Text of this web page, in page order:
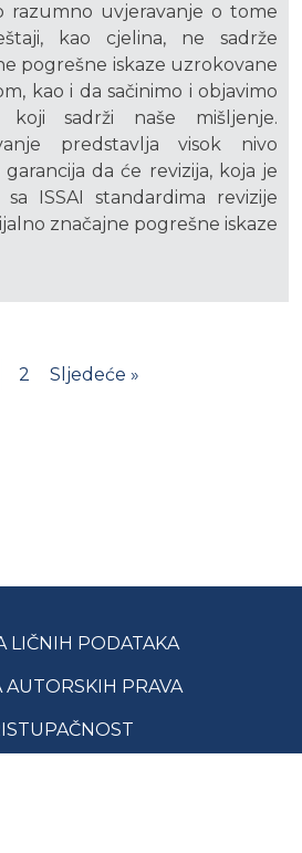
razumno uvjeravanje o tome
kao cjelina, ne sadrže
pogrešne iskaze uzrokovane
kao i da sačinimo i objavimo
koji sadrži naše mišljenje.
predstavlja visok nivo
da će revizija, koja je
ISSAI standardima revizije
značajne pogrešne iskaze
2 Sljedeće »
LIČNIH PODATAKA
AUTORSKIH PRAVA